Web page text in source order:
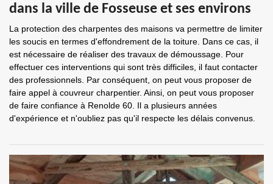
dans la ville de Fosseuse et ses environs
La protection des charpentes des maisons va permettre de limiter
les soucis en termes d'effondrement de la toiture. Dans ce cas, il
est nécessaire de réaliser des travaux de démoussage. Pour
effectuer ces interventions qui sont très difficiles, il faut contacter
des professionnels. Par conséquent, on peut vous proposer de
faire appel à couvreur charpentier. Ainsi, on peut vous proposer
de faire confiance à Renolde 60. Il a plusieurs années
d'expérience et n'oubliez pas qu'il respecte les délais convenus.